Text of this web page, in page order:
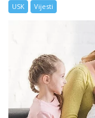
USK Vijesti